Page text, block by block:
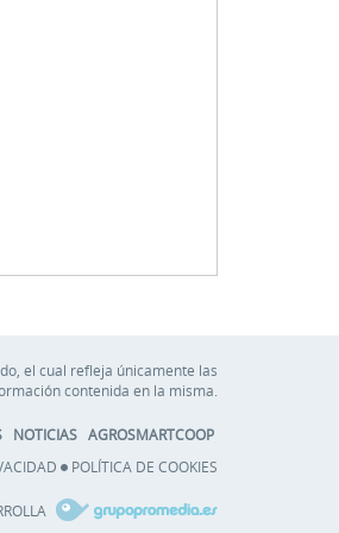
el cual refleja únicamente las
contenida en la misma.
NOTICIAS AGROSMARTCOOP
POLÍTICA DE COOKIES